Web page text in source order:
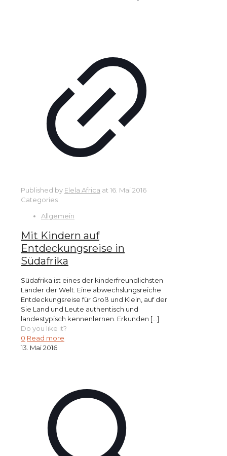
Published by Elela Africa at 16. Mai 2016
Categories
Allgemein
Mit Kindern auf
Entdeckungsreise in
Südafrika
Südafrika ist eines der kinderfreundlichsten
Länder der Welt. Eine abwechslungsreiche
Entdeckungsreise für Groß und Klein, auf der
Sie Land und Leute authentisch und
landestypisch kennenlernen. Erkunden […]
Do you like it?
0 Read more
13. Mai 2016